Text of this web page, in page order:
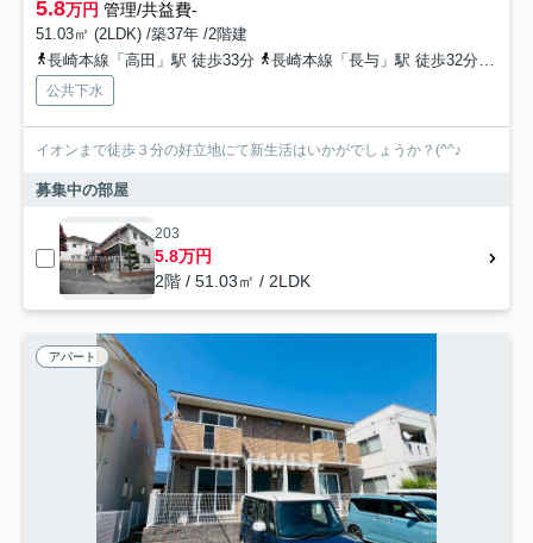
5.8万円 管理/共益費-
51.03㎡ (2LDK) /築37年 /2階建
長崎本線「高田」駅 徒歩33分
長崎本線「長与」駅 徒歩32分
公共下水
イオンまで徒歩３分の好立地にて新生活はいかがでしょうか？(^^♪
募集中の部屋
203
5.8万円
2階 / 51.03㎡ / 2LDK
アパート